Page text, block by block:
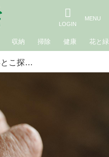
収納 掃除 健康 花と緑
60歳、誰かの「いいとこ探し」ができるおばあちゃんになりたい。人と張り合うよりも“褒め上手”な大人に／一田憲子さん（編集者・ライター）